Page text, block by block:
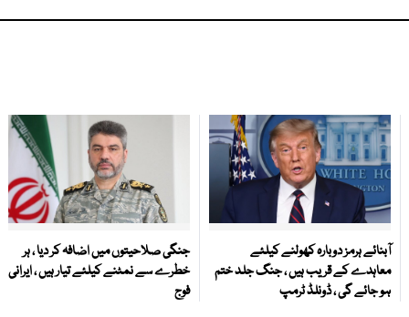
آبنائے ہرمز دوبارہ کھولنے کیلئے
معاہدے کے قریب ہیں ، جنگ جلد ختم
ہو جائے گی ، ڈونلڈ ٹرمپ
جنگی صلاحیتوں میں اضافہ کر دیا ، ہر
خطرے سے نمٹنے کیلئے تیار ہیں ، ایرانی
فوج